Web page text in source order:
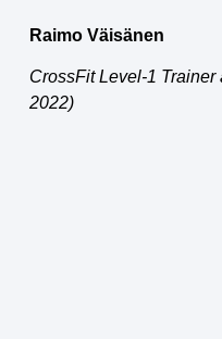
Raimo Väisänen
CrossFit Level-1
2022)